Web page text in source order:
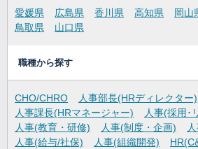
愛媛県 広島県 香川県 高知県 岡山
鳥取県
山口県
職種から探す
CHO/CHRO
人事部長(HRディレクター)
人事課長(HRマネージャー)
人事(採用･
人事(教育・研修)
人事(制度・企画)
人事(給与/社保)
人事(組織開発)